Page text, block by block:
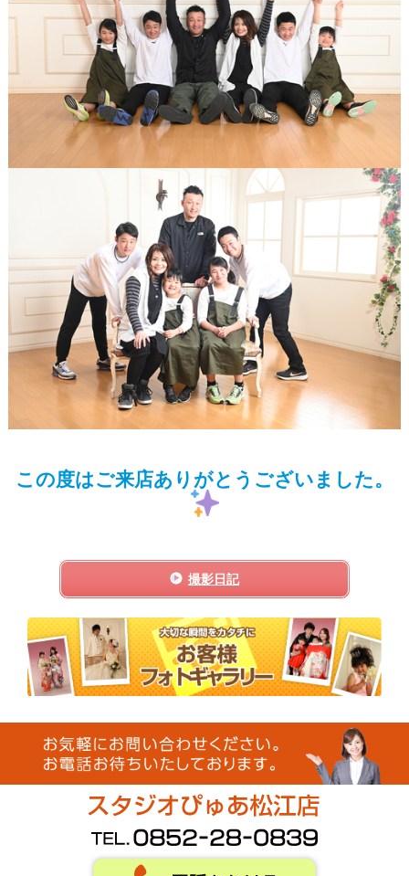
この度はご来店ありがとうございました。
撮影日記